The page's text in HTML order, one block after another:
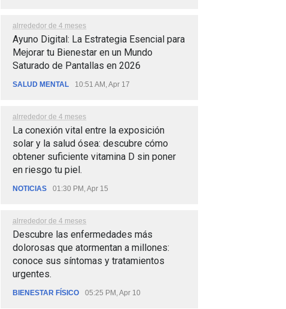
alrrededor de 4 meses
Ayuno Digital: La Estrategia Esencial para
Mejorar tu Bienestar en un Mundo
Saturado de Pantallas en 2026
SALUD MENTAL 10:51 AM, Apr 17
alrrededor de 4 meses
La conexión vital entre la exposición
solar y la salud ósea: descubre cómo
obtener suficiente vitamina D sin poner
en riesgo tu piel.
NOTICIAS 01:30 PM, Apr 15
alrrededor de 4 meses
Descubre las enfermedades más
dolorosas que atormentan a millones:
conoce sus síntomas y tratamientos
urgentes.
BIENESTAR FÍSICO 05:25 PM, Apr 10